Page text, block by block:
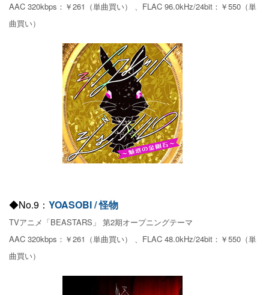
AAC 320kbps：￥261（単曲買い） 、FLAC 96.0kHz/24bit：￥550（単
曲買い）
◆No.9： YOASOBI / 怪物
TVアニメ「BEASTARS」 第2期オープニングテーマ
AAC 320kbps：￥261（単曲買い） 、FLAC 48.0kHz/24bit：￥550（単
曲買い）